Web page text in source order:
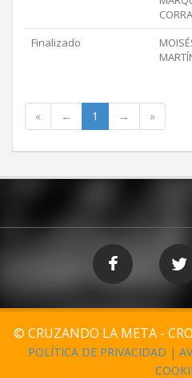
Finalizado
« ← 1 → »
© CRUZANDO LA META -
POLÍTICA DE PRIVACIDAD |